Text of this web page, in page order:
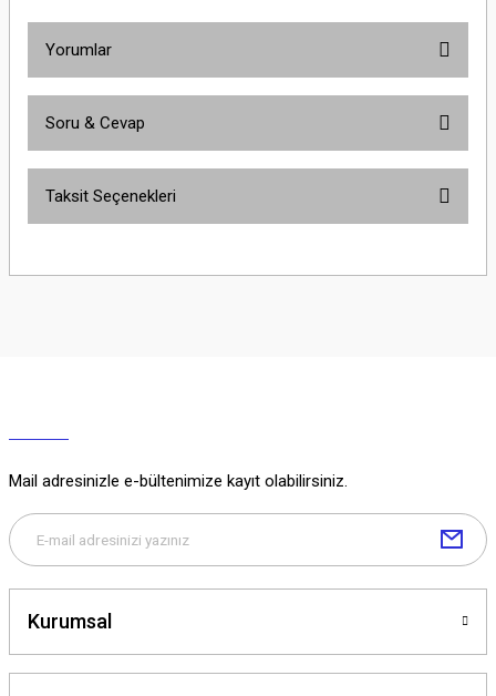
Yorumlar
Soru & Cevap
Soru Sor
Taksit Seçenekleri
Mail adresinizle e-bültenimize kayıt olabilirsiniz.
Kurumsal